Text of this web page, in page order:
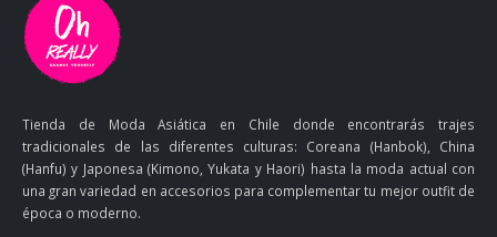
Tienda de Moda Asiática en Chile donde encontrarás trajes
tradicionales de las diferentes culturas: Coreana (Hanbok), China
(Hanfu) y Japonesa (Kimono, Yukata y Haori) hasta la moda actual con
una gran variedad en accesorios para complementar tu mejor outfit de
época o moderno.